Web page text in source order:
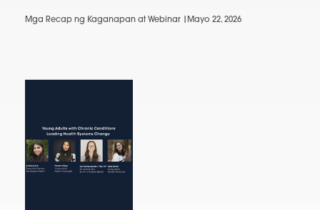
Mga Recap ng Kaganapan at Webinar | Mayo 22, 2026